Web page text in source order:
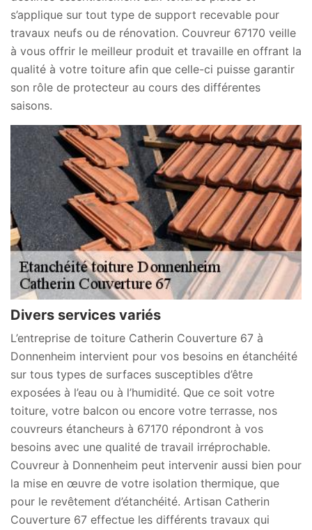
s’applique sur tout type de support recevable pour
travaux neufs ou de rénovation. Couvreur 67170 veille
à vous offrir le meilleur produit et travaille en offrant la
qualité à votre toiture afin que celle-ci puisse garantir
son rôle de protecteur au cours des différentes
saisons.
Divers services variés
L’entreprise de toiture Catherin Couverture 67 à
Donnenheim intervient pour vos besoins en étanchéité
sur tous types de surfaces susceptibles d’être
exposées à l’eau ou à l’humidité. Que ce soit votre
toiture, votre balcon ou encore votre terrasse, nos
couvreurs étancheurs à 67170 répondront à vos
besoins avec une qualité de travail irréprochable.
Couvreur à Donnenheim peut intervenir aussi bien pour
la mise en œuvre de votre isolation thermique, que
pour le revêtement d’étanchéité. Artisan Catherin
Couverture 67 effectue les différents travaux qui